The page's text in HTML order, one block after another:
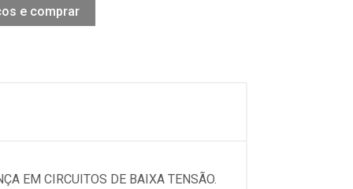
e comprar
EM CIRCUITOS DE BAIXA TENSÃO.